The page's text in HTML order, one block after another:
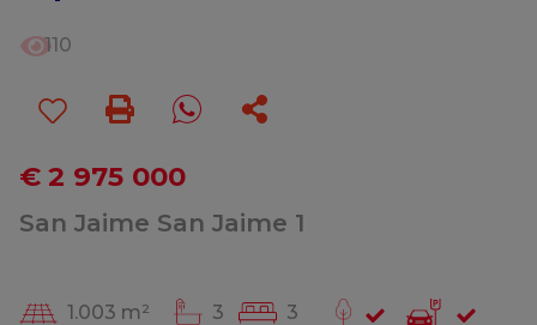
110
€ 2 975 000
San Jaime San Jaime 1
1.003 m² 3 3